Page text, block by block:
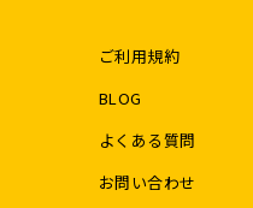
ご利用規約
BLOG
よくある質問
お問い合わせ